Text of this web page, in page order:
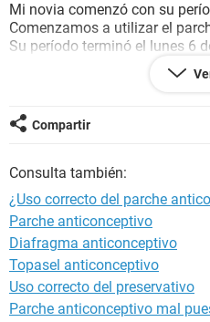
Mi novia comenzó con su
Comenzamos a utilizar el
Su período terminó el lunes 6
Tuvimos relaciones sin
¡Les agradezco a todos su
Compartir
Consulta también:
¿Uso correcto del parche
Parche anticonceptivo
Diafragma anticonceptivo
Topasel anticonceptivo
Uso correcto del preservativo
Parche anticonceptivo mal